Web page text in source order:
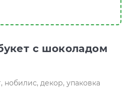
с шоколадом
нобилис, декор, упаковка